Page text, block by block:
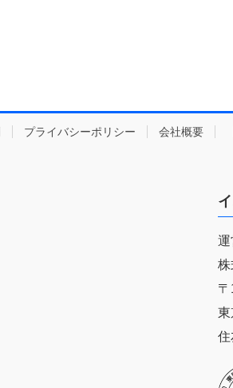
プライバシーポリシー 会社概要
運
株
東
住